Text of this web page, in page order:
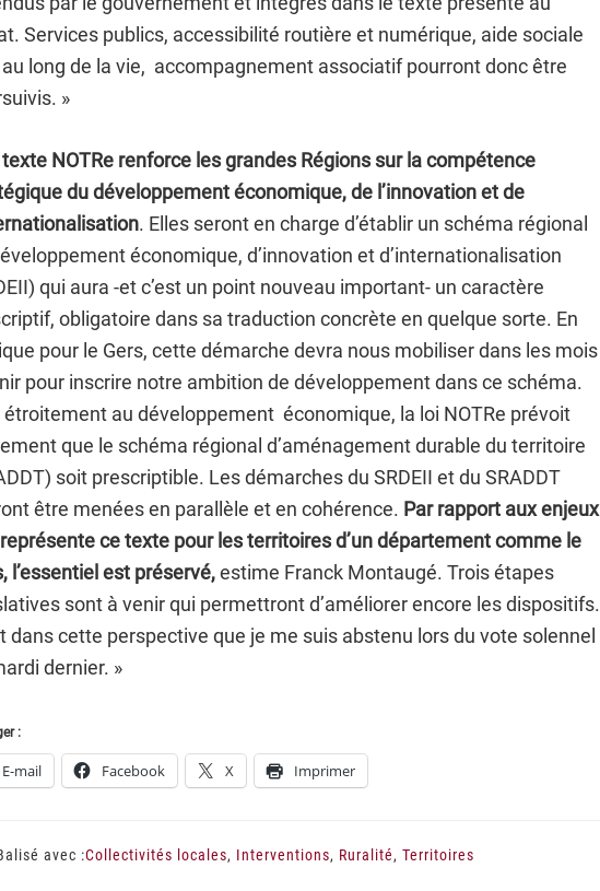
Services publics, accessibilité routière et numérique, aide sociale
long de la vie, accompagnement associatif pourront donc être
»
texte NOTRe renforce les grandes Régions sur la compétence
du développement économique, de l’innovation et de
. Elles seront en charge d’établir un schéma régional
économique, d’innovation et d’internationalisation
qui aura -et c’est un point nouveau important- un caractère
obligatoire dans sa traduction concrète en quelque sorte. En
pour le Gers, cette démarche devra nous mobiliser dans les mois
pour inscrire notre ambition de développement dans ce schéma.
étroitement au développement économique, la loi NOTRe prévoit
que le schéma régional d’aménagement durable du territoire
soit prescriptible. Les démarches du SRDEII et du SRADDT
être menées en parallèle et en cohérence. Par rapport aux enjeux
ce texte pour les territoires d’un département comme le
l’essentiel est préservé,estime Franck Montaugé. Trois étapes
sont à venir qui permettront d’améliorer encore les dispositifs.
dans cette perspective que je me suis abstenu lors du vote solennel
dernier. »
:
E-mail Facebook X Imprimer
avec :Collectivités locales, Interventions, Ruralité, Territoires